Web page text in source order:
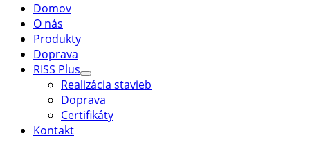
Domov
O nás
Produkty
Doprava
RISS Plus
Menu
Toggle
Realizácia stavieb
Doprava
Certifikáty
Kontakt